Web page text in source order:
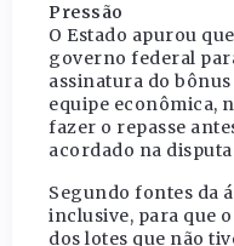
Pressão
O Estado apurou
governo federal
assinatura do
equipe econômica,
fazer o repasse
acordado na
Segundo fontes da
inclusive, para que
dos lotes que não